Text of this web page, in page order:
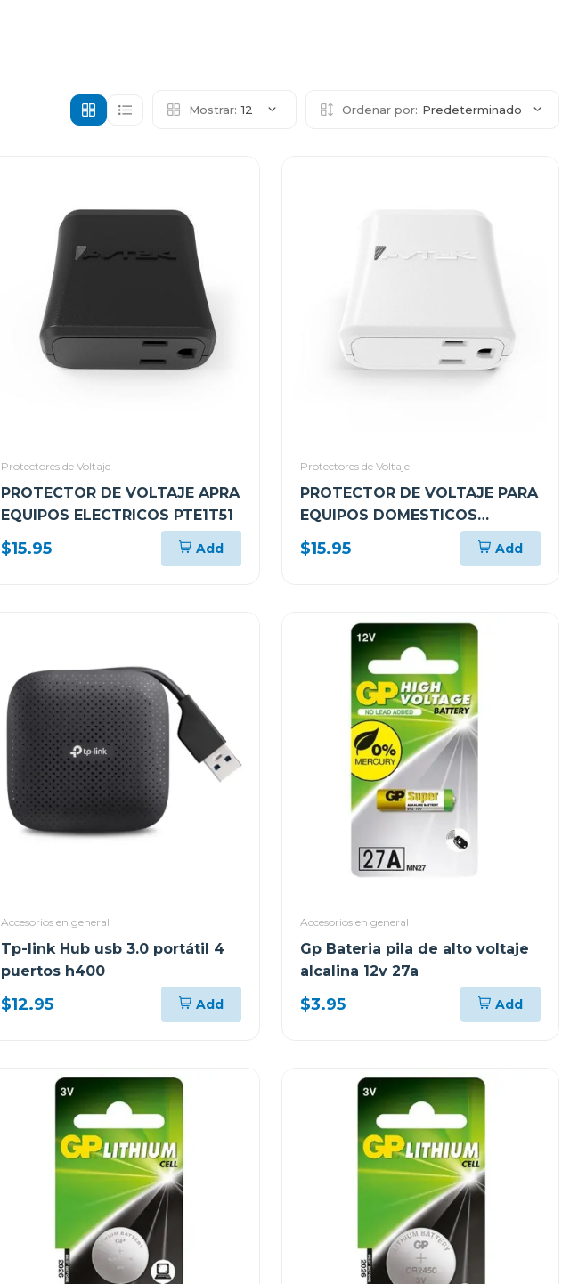
Mostrar: 12 Ordenar por: Predeterminado
Protectores de Voltaje
PROTECTOR DE VOLTAJE APRA
EQUIPOS ELECTRICOS PTE1T51
$15.95 Add
Protectores de Voltaje
PROTECTOR DE VOLTAJE PARA
EQUIPOS DOMESTICOS
PTED1T51
$15.95 Add
Accesorios en general
Tp-link Hub usb 3.0 portátil 4
puertos h400
$12.95 Add
Accesorios en general
Gp Bateria pila de alto voltaje
alcalina 12v 27a
$3.95 Add